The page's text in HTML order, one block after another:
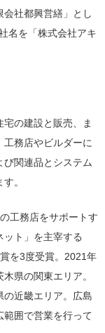
社都興営繕」とし
名を「株式会社アキ
の建設と販売、ま
務店やビルダーに
び関連品とシステム
。
工務店をサポートす
ト」を主宰する
を3度受賞。2021年
県の関東エリア。
近畿エリア。広島
範囲で営業を行って